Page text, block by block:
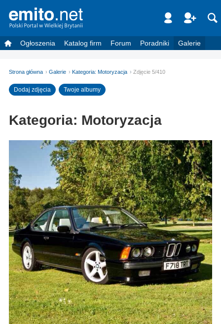
Ogłoszenia Katalog firm Forum Poradniki Galerie
Strona główna Galerie Kategoria: Motoryzacja Zdjęcie 5/410
Dodaj zdjęcia Twoje albumy
Kategoria: Motoryzacja